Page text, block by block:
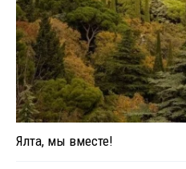
Ялта, мы вместе!